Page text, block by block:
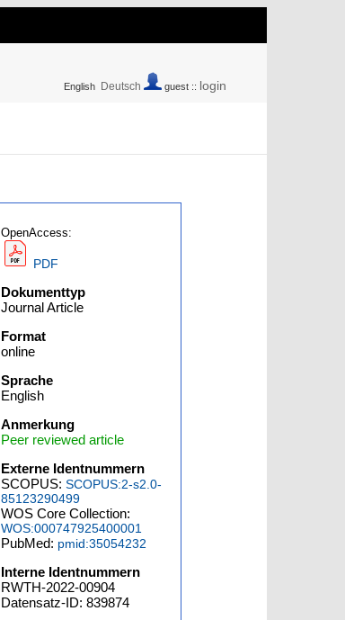
English Deutsch guest :: login
OpenAccess:
PDF
Dokumenttyp
Journal Article
Format
online
Sprache
English
Anmerkung
Peer reviewed article
Externe Identnummern
SCOPUS:SCOPUS:2-s2.0-
85123290499
WOS Core Collection:
WOS:000747925400001
PubMed: pmid:35054232
Interne Identnummern
RWTH-2022-00904
Datensatz-ID: 839874